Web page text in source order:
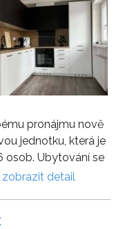
pronájmu nově
jednotku, která je
osob. Ubytování se
zobrazit detail